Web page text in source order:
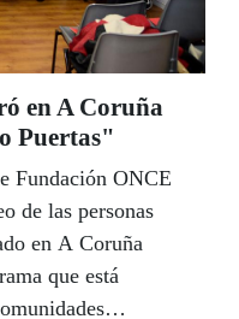
en A Coruña
Puertas"
Fundación ONCE
de las personas
en A Coruña
que está